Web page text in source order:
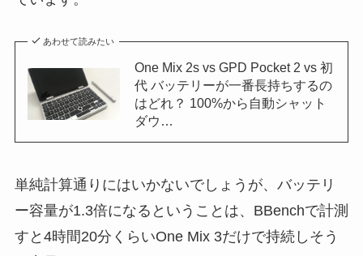
あわせて読みたい
One Mix 2s vs GPD Pocket 2 vs 初
代 バッテリーが一番長持ちするの
はどれ？ 100%から自動シャット
ダウ…
単純計算通りにはいかないでしょうが、バッテリ
ー容量が1.3倍になるということは、BBenchで計測
すと4時間20分くらいOne Mix 3だけで持続しそう